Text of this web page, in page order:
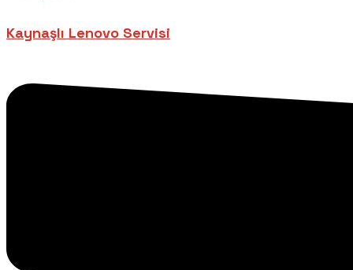
Kaynaşlı Lenovo Servisi